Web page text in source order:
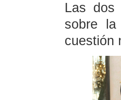
Las dos
sobre
cuestión